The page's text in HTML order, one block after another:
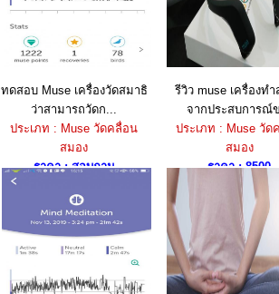
ทดสอบ Muse เครื่องวัดสมาธิ
ว่าสามารถวัดก...
ประเภท : Muse วัดคลื่อน
สมอง
ราคา : สอบถาม
รีวิว muse เครื่องท
จากประสบการณ์
ประเภท : Muse วัด
สมอง
ราคา : 8500